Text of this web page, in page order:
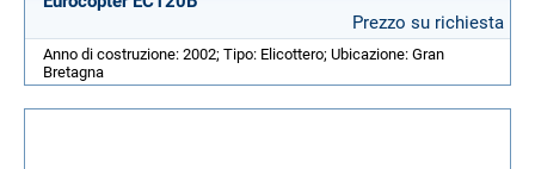
Prezzo su richiesta
Anno di costruzione: 2002; Tipo: Elicottero; Ubicazione: Gran
Bretagna